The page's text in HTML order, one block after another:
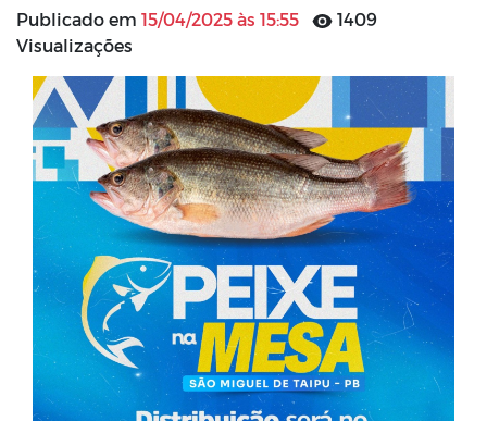
Publicado em 15/04/2025 às 15:55
1409
Visualizações